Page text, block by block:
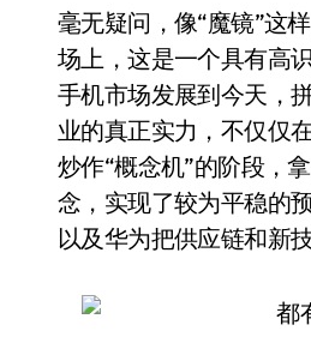
毫无疑问，像“魔镜”这
场上，这是一个具有高
手机市场发展到今天，
业的真正实力，不仅仅
炒作“概念机”的阶段，
念，实现了较为平稳的
以及华为把供应链和新